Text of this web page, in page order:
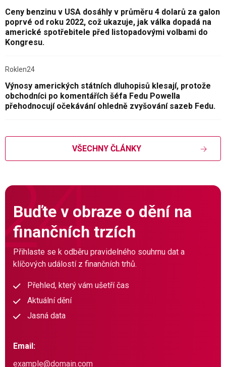
Ceny benzinu v USA dosáhly v průměru 4 dolarů za galon
poprvé od roku 2022, což ukazuje, jak válka dopadá na
americké spotřebitele před listopadovými volbami do
Kongresu.
Roklen24
Výnosy amerických státních dluhopisů klesají, protože
obchodníci po komentářích šéfa Fedu Powella
přehodnocují očekávání ohledně zvyšování sazeb Fedu.
VŠECHNY ČLÁNKY
Buďte v obraze o dění na
finančních trzích
Přihlaste se k odběru pravidelného souhrnu dat a
klíčových událostí z finančních trhů.
Přehled, který vám ušetří čas
Aktuální dění
Jasná data
Email: